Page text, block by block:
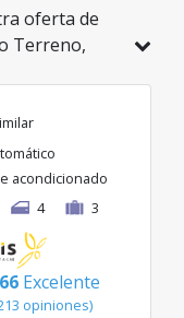
oferta de
Terreno,
acondicionado
4 3
Excelente
opiniones)